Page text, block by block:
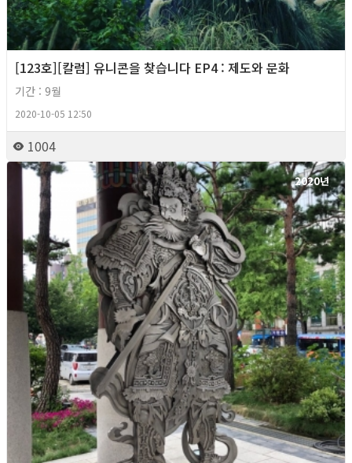
[123호][칼럼] 유니콘을 찾습니다 EP4 : 제도와 문화
기간 : 9월
2020-10-05 12:50
1004
2020년